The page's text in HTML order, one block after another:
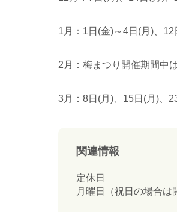
1月：1日(金)～4日(月)、
2月：梅まつり開催期間中
3月：8日(月)、15日(月)、
関連情報
定休日
月曜日（祝日の場合は